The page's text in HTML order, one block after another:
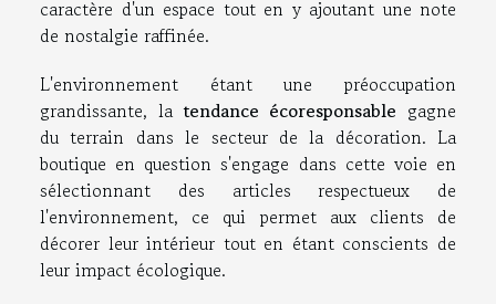
caractère d'un espace tout en y ajoutant une note
de nostalgie raffinée.
L'environnement étant une préoccupation
grandissante, latendance écoresponsable gagne
du terrain dans le secteur de la décoration. La
boutique en question s'engage dans cette voie en
sélectionnant des articles respectueux de
l'environnement, ce qui permet aux clients de
décorer leur intérieur tout en étant conscients de
leur impact écologique.